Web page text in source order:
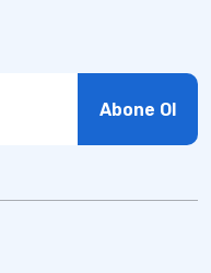
Abone Ol